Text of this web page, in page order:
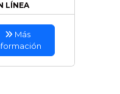
LÍNEA
Más